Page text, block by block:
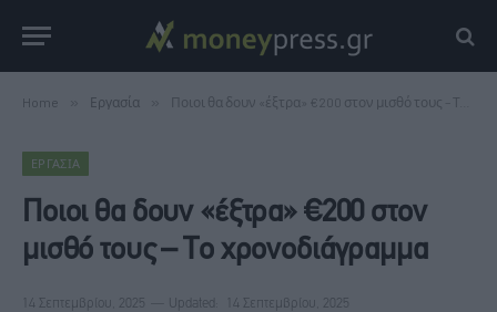
Home Εργασία Ποιοι θα δουν «έξτρα» €200 στον μισθό τους – Το χρονοδιάγραμμα
ΕΡΓΑΣΊΑ
Ποιοι θα δουν «έξτρα» €200 στον
μισθό τους – Το χρονοδιάγραμμα
14 Σεπτεμβρίου, 2025 Updated: 14 Σεπτεμβρίου, 2025